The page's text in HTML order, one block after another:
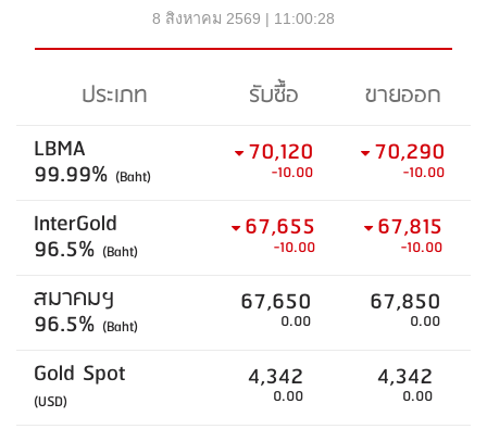
8 สิงหาคม 2569 | 11:00:28
ประเภท รับซื้อ
ขายออก
LBMA
99.99% (Baht)
70,120
-10.00
70,290
-10.00
InterGold
96.5% (Baht)
67,655
-10.00
67,815
-10.00
สมาคมฯ
96.5% (Baht)
67,650
0.00
67,850
0.00
Gold Spot
(USD)
4,342
0.00
4,342
0.00